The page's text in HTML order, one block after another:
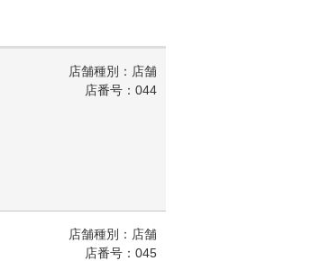
店舗種別：店舗
店番号：044
店舗種別：店舗
店番号：045